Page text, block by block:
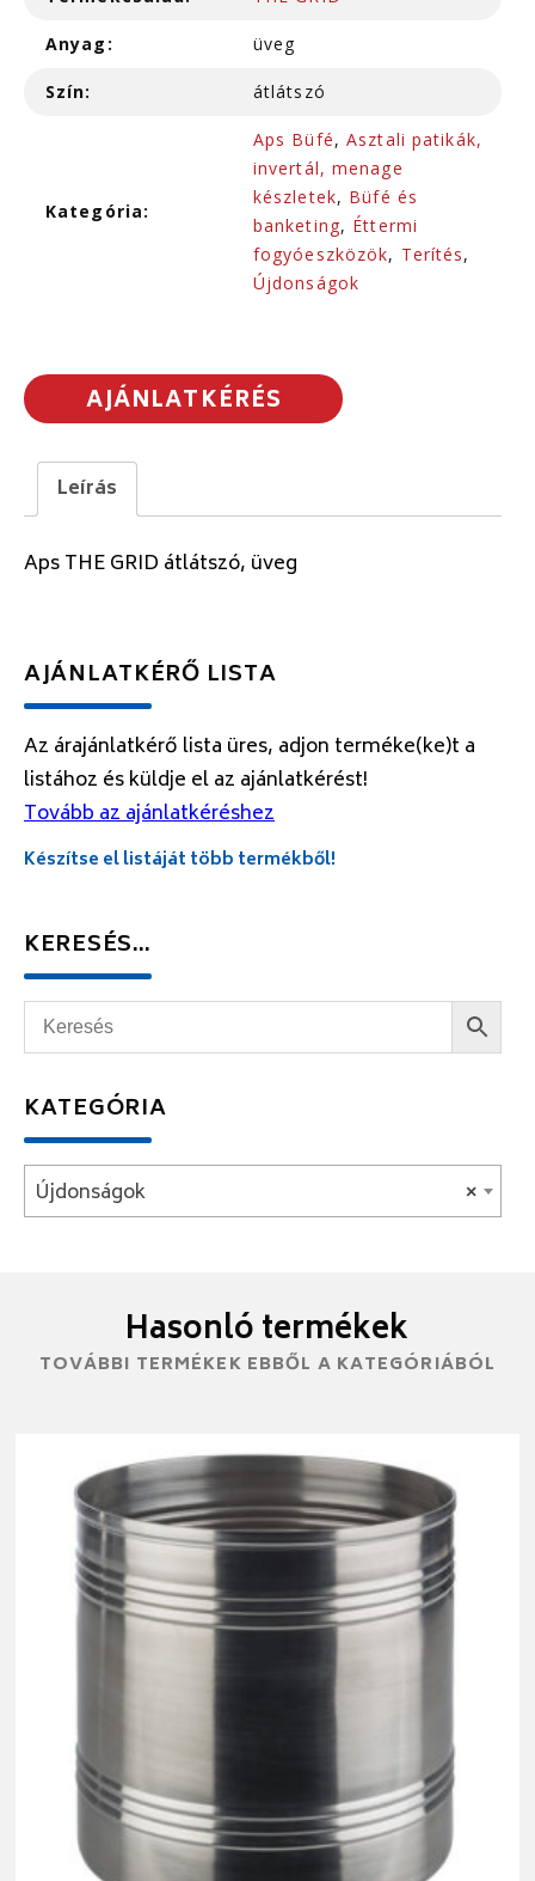
Anyag: üveg
Szín: átlátszó
Kategória:
Aps Büfé,Asztali patikák,
invertál, menage
készletek, Büfé és
banketing, Éttermi
fogyóeszközök, Terítés,
Újdonságok
AJÁNLATKÉRÉS
Leírás
Aps THE GRID átlátszó, üveg
AJÁNLATKÉRŐ LISTA
Az árajánlatkérő lista üres, adjon terméke(ke)t a
listához és küldje el az ajánlatkérést!
Tovább az ajánlatkéréshez
Készítse el listáját több termékből!
KERESÉS…
KATEGÓRIA
×
Újdonságok
Hasonló termékek
TOVÁBBI TERMÉKEK EBBŐL A KATEGÓRIÁBÓL